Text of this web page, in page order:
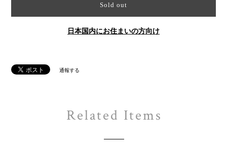
Sold out
日本国内にお住まいの方向け
通報する
Related Items